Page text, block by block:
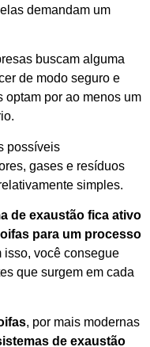
demandam um
buscam alguma
de modo seguro e
optam por ao menos um
possíveis
gases e resíduos
simples.
de exaustão fica ativo
para um processo
isso, você consegue
que surgem em cada
, por mais modernas
de exaustão